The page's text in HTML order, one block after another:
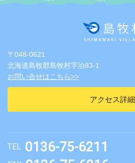
〒048-0621
北海道島牧郡島牧村字泊83-1
お問い合せはこちら>>
アクセス詳細
TEL 0136-75-6211